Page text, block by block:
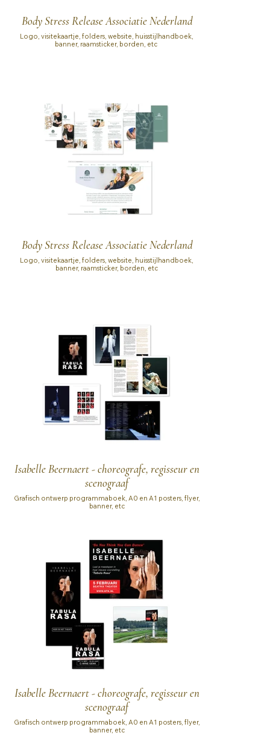
Body Stress Release Associatie Nederland
Logo, visitekaartje, folders, website, huisstijlhandboek,
banner, raamsticker, borden, etc
Body Stress Release Associatie Nederland
Logo, visitekaartje, folders, website, huisstijlhandboek,
banner, raamsticker, borden, etc
Isabelle Beernaert - choreografe, regisseur en
scenograaf
Grafisch ontwerp programmaboek, A0 en A1 posters, flyer,
banner, etc
Isabelle Beernaert - choreografe, regisseur en
scenograaf
Grafisch ontwerp programmaboek, A0 en A1 posters, flyer,
banner, etc